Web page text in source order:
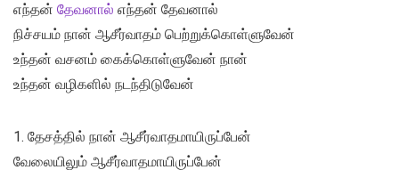
எந்தன் தேவனால் எந்தன் தேவனால்
நிச்சயம் நான் ஆசீர்வாதம் பெற்றுக்கொள்ளுவேன்
உந்தன் வசனம் கைக்கொள்ளுவேன் நான்
உந்தன் வழிகளில் நடந்திடுவேன்
1. தேசத்தில் நான் ஆசீர்வாதமாயிருப்பேன்
வேலையிலும் ஆசீர்வாதமாயிருப்பேன்